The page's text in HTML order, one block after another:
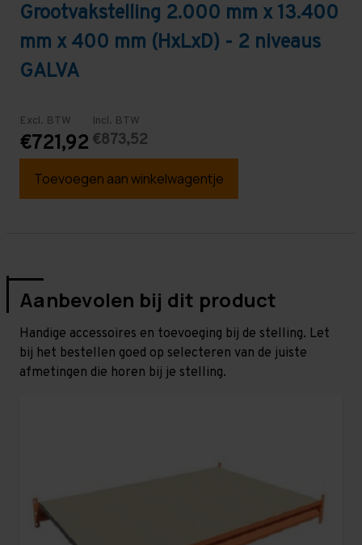
Grootvakstelling 2.000 mm x 13.400
mm x 400 mm (HxLxD) - 2 niveaus
GALVA
Excl. BTW
€721,92
Incl. BTW
€873,52
Toevoegen aan winkelwagentje
Aanbevolen bij dit product
Handige accessoires en toevoeging bij de stelling. Let
bij het bestellen goed op selecteren van de juiste
afmetingen die horen bij je stelling.